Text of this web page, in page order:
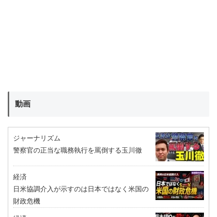
動画
ジャーナリズム
警察官の正当な職務執行を罵倒する玉川徹
経済
日米協調介入が示すのは日本ではなく米国の
財政危機